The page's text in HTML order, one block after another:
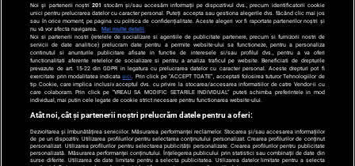
SPORT
Noi și partenerii noștri 201 stocăm și/sau accesăm informații pe dispozitivul dvs., precum identificatorii cookie
unici pentru prelucrarea datelor cu caracter personal. Puteți accepta sau gestiona alegerile dvs. făcând clic mai jos
sau în orice moment, pe pagina cu politica de confidențialitate. Aceste alegeri vor fi raportate partenerilor noștri și
nu vă vor afecta navigarea.
Mai multe detalii
Noi si partenerii nostri (retelele de socializare si agentiile de publicitate partenere, precum si furnizorii nostri de
servicii de date analitice) prelucram date pentru a permite website-ului sa functioneze, pentru a personaliza
continutul si anunturile publicitare afisate in functie de interesele si/sau profilul dvs., pentru a va oferi
functionalitati aferente retelelor de socializare si pentru a analiza traficul pe website. Beneficiati de drepturile
prevazute de art. 15-22 din GDPR in legatura cu prelucrarea datelor cu caracter personal. Aceste drepturi pot fi
exercitate prin modalitatea indicataaici . Prin click pe “ACCEPT TOATE”, acceptati folosirea tuturor Tehnologiilor de
tip Cookie, care implica inclusiv acceptul dvs. cu privire la stocarea/accesarea informatiilor de catre Vendor-ii cu
care colaboram. Prin click pe “VREAU SA MODIFIC SETARILE INDIVIDUAL” puteti schimba preferintele in mod
individual, mai putin cele legate de cookie strict necesare pentru functionarea website-ului.
Atât noi, cât și partenerii noștri prelucrăm datele pentru a oferi:
Dezvoltarea și îmbunătățirea serviciilor. Măsurarea performanței reclamelor. Stocarea și/sau accesarea informațiilor
de pe un dispozitiv. Utilizarea profilurilor pentru selectarea conținutului personalizat. Crearea profilurilor de conținut
personalizat. Utilizarea profilurilor pentru selectarea publicității personalizate. Crearea profilurilor pentru publicitate
personalizată. Măsurarea performanței conținutului. Înțelegerea publicului prin statistici sau combinații de date din
surse diferite. Utilizarea de date limitate pentru a selecta publicitatea. Utilizarea datelor limitate pentru a selecta